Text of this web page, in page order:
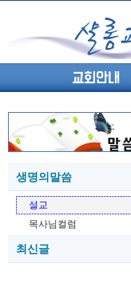
교회안내
생명의말씀
설교
목사님컬럼
최신글